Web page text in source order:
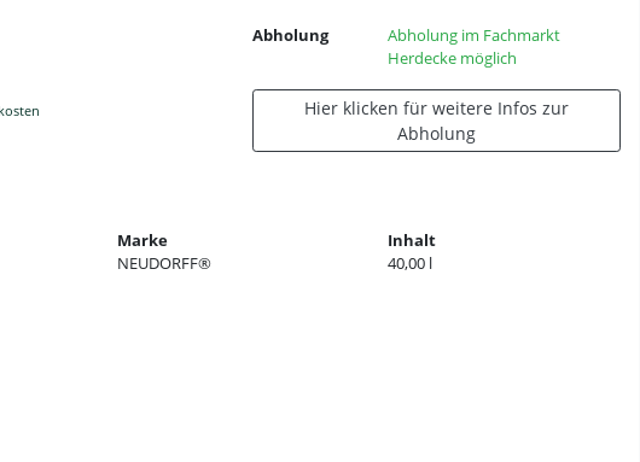
Abholung
Abholung im Fachmarkt
Herdecke möglich
Hier klicken für weitere Infos zur
Abholung
Marke
NEUDORFF®
Inhalt
40,00 l